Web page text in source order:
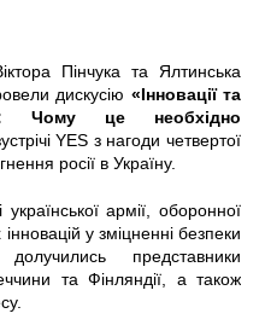
Пінчука та Ялтинська
дискусію «Інновації та
Чому це необхідно
YES з нагоди четвертої
росії в Україну.
армії, оборонної
у зміцненні безпеки
представники
та Фінляндії, а також